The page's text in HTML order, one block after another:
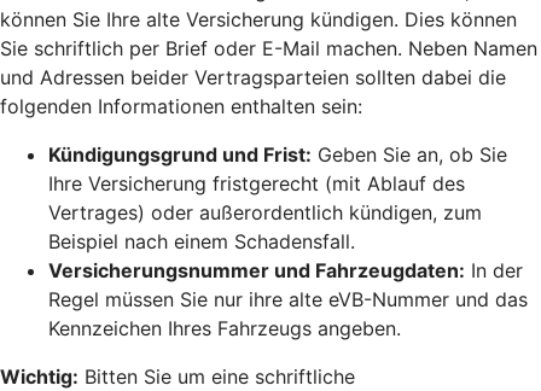
können Sie Ihre alte Versicherung kündigen. Dies können
Sie schriftlich per Brief oder E-Mail machen. Neben Namen
und Adressen beider Vertragsparteien sollten dabei die
folgenden Informationen enthalten sein:
Kündigungsgrund und Frist: Geben Sie an, ob Sie
Ihre Versicherung fristgerecht (mit Ablauf des
Vertrages) oder außerordentlich kündigen, zum
Beispiel nach einem Schadensfall.
Versicherungsnummer und Fahrzeugdaten: In der
Regel müssen Sie nur ihre alte eVB-Nummer und das
Kennzeichen Ihres Fahrzeugs angeben.
Wichtig: Bitten Sie um eine schriftliche